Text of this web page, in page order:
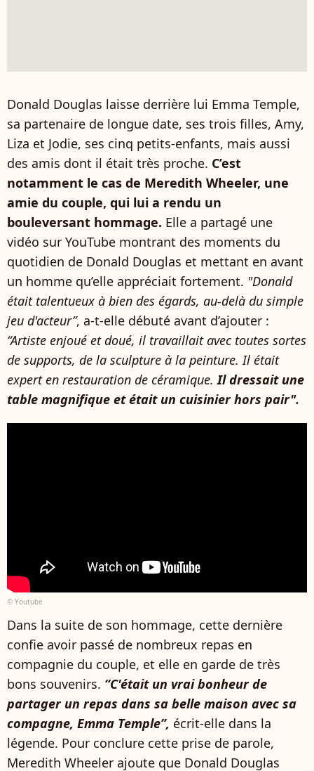
Donald Douglas laisse derrière lui Emma Temple,
sa partenaire de longue date, ses trois filles, Amy,
Liza et Jodie, ses cinq petits-enfants, mais aussi
des amis dont il était très proche. C’est
notamment le cas de Meredith Wheeler, une
amie du couple, qui lui a rendu un
bouleversant hommage. Elle a partagé une
vidéo sur YouTube montrant des moments du
quotidien de Donald Douglas et mettant en avant
un homme qu’elle appréciait fortement. "Donald
était talentueux à bien des égards, au-delà du simple
jeu d'acteur”, a-t-elle débuté avant d’ajouter :
“Artiste enjoué et doué, il travaillait avec toutes sortes
de supports, de la sculpture à la peinture. Il était
expert en restauration de céramique. Il dressait une
table magnifique et était un cuisinier hors pair".
© Youtube
Dans la suite de son hommage, cette dernière
confie avoir passé de nombreux repas en
compagnie du couple, et elle en garde de très
bons souvenirs. “C'était un vrai bonheur de
partager un repas dans sa belle maison avec sa
compagne, Emma Temple”, écrit-elle dans la
légende. Pour conclure cette prise de parole,
Meredith Wheeler ajoute que Donald Douglas